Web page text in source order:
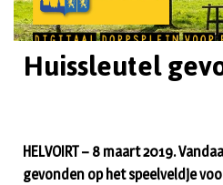
Huissleutel
HELVOIRT – 8 maart 2019.
gevonden op het speelveldje